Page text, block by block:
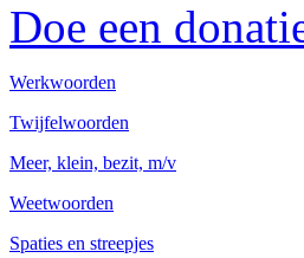
Doe een
Werkwoorden
Twijfelwoorden
Meer, klein, bezit, m/v
Weetwoorden
Spaties en streepjes